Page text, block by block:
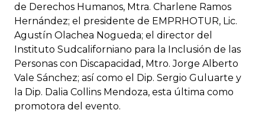
de Derechos Humanos, Mtra. Charlene Ramos
Hernández; el presidente de EMPRHOTUR, Lic.
Agustín Olachea Nogueda; el director del
Instituto Sudcaliforniano para la Inclusión de las
Personas con Discapacidad, Mtro. Jorge Alberto
Vale Sánchez; así como el Dip. Sergio Guluarte y
la Dip. Dalia Collins Mendoza, esta última como
promotora del evento.